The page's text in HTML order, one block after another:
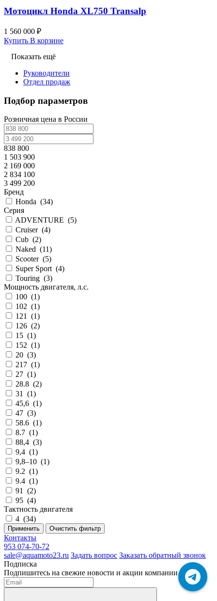
Мотоцикл Honda XL750 Transalp
1 560 000 ₽
Купить В корзине
Показать ещё
Руководители
Отдел продаж
Подбор параметров
Розничная цена в России
838 800
1 503 900
2 169 000
2 834 100
3 499 200
Бренд
Honda (34)
Серия
ADVENTURE (5)
Cruiser(4)
Cub (2)
Naked (11)
Scooter(5)
Super Sport (4)
Touring (3)
Мощность двигателя, л.с.
100 (1)
102 (1)
121
(1)
126 (2)
15 (1)
152 (1)
20 (3)
217 (1)
27 (1)
28.8 (2)
31
(1)
45,6 (1)
47 (3)
58.6 (1)
8.7 (1)
88,4 (3)
9,4 (1)
9,8–10 (1)
9.2 (1)
9.4 (1)
91
(2)
95 (4)
Тактность двигателя
4 (34)
Применить Очистить фильтр
Контакты
953 074-70-72
sale@aquamoto23.ru Задать вопрос Заказать обратный звонок
Подписка
Подпишитесь на свежие новости и акции компании